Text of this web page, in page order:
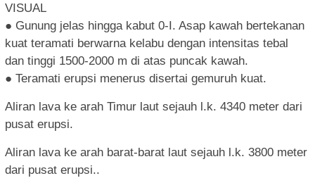
VISUAL
● Gunung jelas hingga kabut 0-I. Asap kawah bertekanan
kuat teramati berwarna kelabu dengan intensitas tebal
dan tinggi 1500-2000 m di atas puncak kawah.
● Teramati erupsi menerus disertai gemuruh kuat.
Aliran lava ke arah Timur laut sejauh l.k. 4340 meter dari
pusat erupsi.
Aliran lava ke arah barat-barat laut sejauh l.k. 3800 meter
dari pusat erupsi..